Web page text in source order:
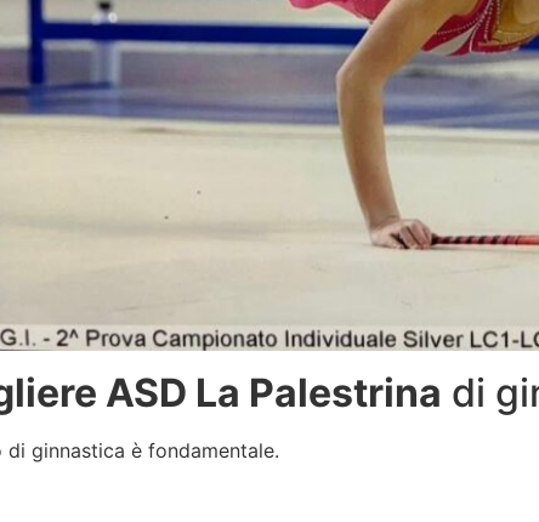
ASD La Palestrina di
ginnastica è fondamentale.